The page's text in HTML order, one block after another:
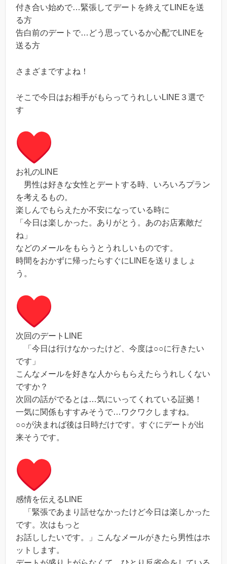
付き合い始めで…緊張してデートを終えてLINEを送
る方
告白前のデートで…どう思っているか心配でLINEを
送る方
さまざまですよね！
そこで今日はお相手がもらってうれしいLINE３選で
す
お礼のLINE
男性は好きな女性とデートする時、いろいろプラン
を考えるもの。
楽しんでもらえたか不安になっている時に
「今日は楽しかった。ありがとう。あのお店素敵だ
ね」
などのメールをもらうとうれしいものです。
時間をおかずに帰ったらすぐにLINEを送りましょ
う。
次回のデートLINE
「今日は行けなかったけど、今度は○○に行きたい
です」
こんなメールを好きな人からもらえたらうれしくない
ですか？
次回の話がでるとは…気にいってくれている証拠！
一気に関係もすすみそうで…ワクワクしますね。
○○が決まれば後は日時だけです。すぐにデートが出
来そうです。
感情を伝えるLINE
「緊張であまり話せなかったけど今日は楽しかった
です。次はもっと
お話ししたいです。」こんなメールがきたら男性はホ
ットします。